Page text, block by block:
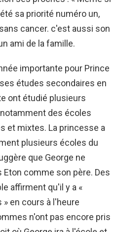
sa priorité numéro un,
cancer. c'est aussi son
ami de la famille.
importante pour Prince
études secondaires en
ont étudié plusieurs
des écoles
et mixtes. La princesse a
plusieurs écoles du
que George ne
comme son père. Des
affirment qu'il y a «
en cours à l'heure
n'ont pas encore pris